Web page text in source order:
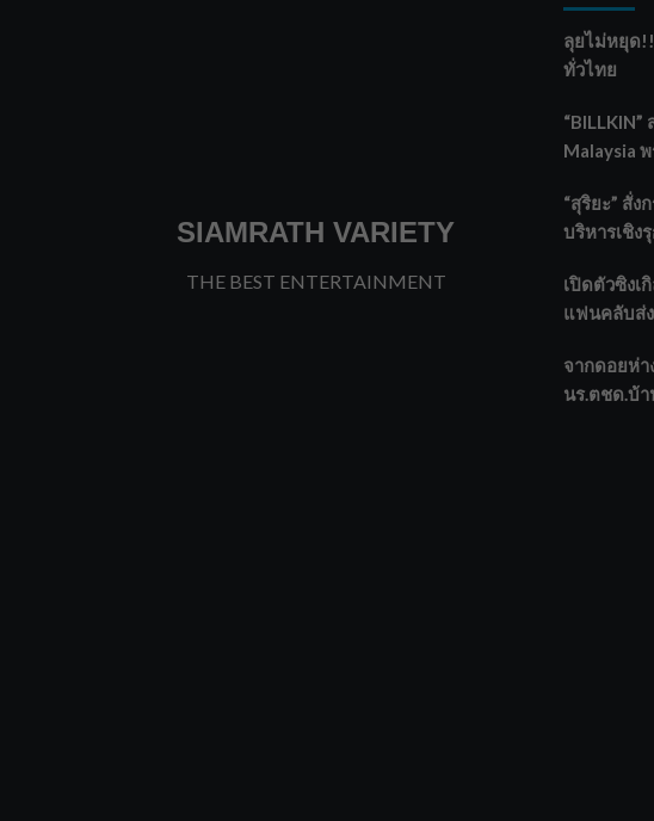
SIAMRATH VARIETY
THE BEST ENTERTAINMENT
ลุยไม่หยุด!!
ทั่วไทย
Malaysia
“สุริยะ” สั่
บริหารเชิง
เปิดตัวซิงเ
แฟนคลับส่
จากดอยห่
นร.ตชด.บ้า